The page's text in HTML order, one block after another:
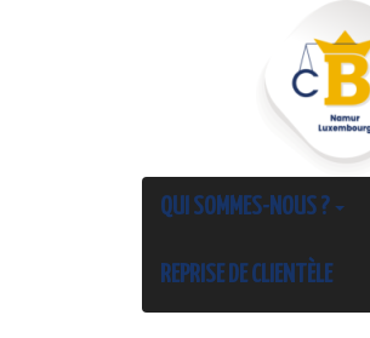
QUI SOMMES-NOUS ?
REPRISE DE CLIENTÈLE